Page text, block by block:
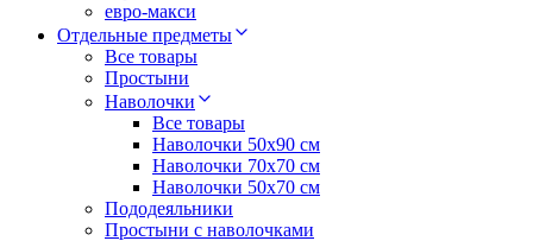
евро-макси
Отдельные предметы
Все товары
Простыни
Наволочки
Все товары
Наволочки 50x90 см
Наволочки 70x70 cм
Наволочки 50х70 см
Пододеяльники
Простыни с наволочками